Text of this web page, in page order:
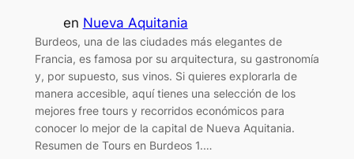
en Nueva Aquitania
Burdeos, una de las ciudades más elegantes de
Francia, es famosa por su arquitectura, su gastronomía
y, por supuesto, sus vinos. Si quieres explorarla de
manera accesible, aquí tienes una selección de los
mejores free tours y recorridos económicos para
conocer lo mejor de la capital de Nueva Aquitania.
Resumen de Tours en Burdeos 1.…